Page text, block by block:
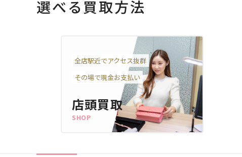
選べる買取方法
店頭買取
SHOP
全店駅近でアクセス抜群
その場で現金お支払い